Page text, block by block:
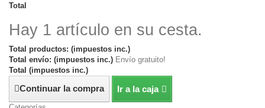
Total
Hay 1 artículo en su cesta.
Total productos: (impuestos inc.)
Total envío: (impuestos inc.) Envío gratuito!
Total (impuestos inc.)
Continuar la compra Ir a la caja